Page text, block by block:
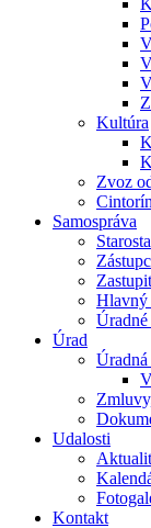
Kultúra
Zvoz
Cintorín
Samospráva
Starosta
Hlavný
Úrad
Udalosti
Kontakt